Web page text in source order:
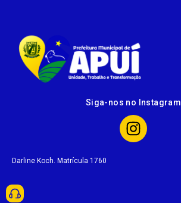
Siga-nos no Instagram
Darline Koch. Matrícula 1760